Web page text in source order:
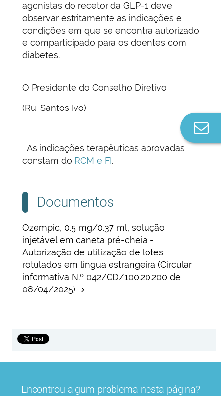
agonistas do recetor da GLP-1 deve
observar estritamente as indicações e
condições em que se encontra autorizado
e comparticipado para os doentes com
diabetes.
O Presidente do Conselho Diretivo
(Rui Santos Ivo)
As indicações terapêuticas aprovadas
constam do RCM e FI.
Documentos
Ozempic, 0.5 mg/0.37 ml, solução
injetável em caneta pré-cheia -
Autorização de utilização de lotes
rotulados em língua estrangeira (Circular
informativa N.º 042/CD/100.20.200 de
08/04/2025)
Encontrou algum problema nesta página?